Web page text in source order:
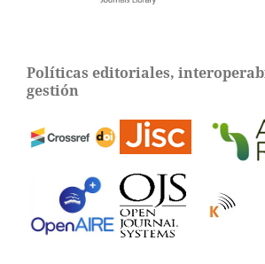
Políticas editoriales,
gestión